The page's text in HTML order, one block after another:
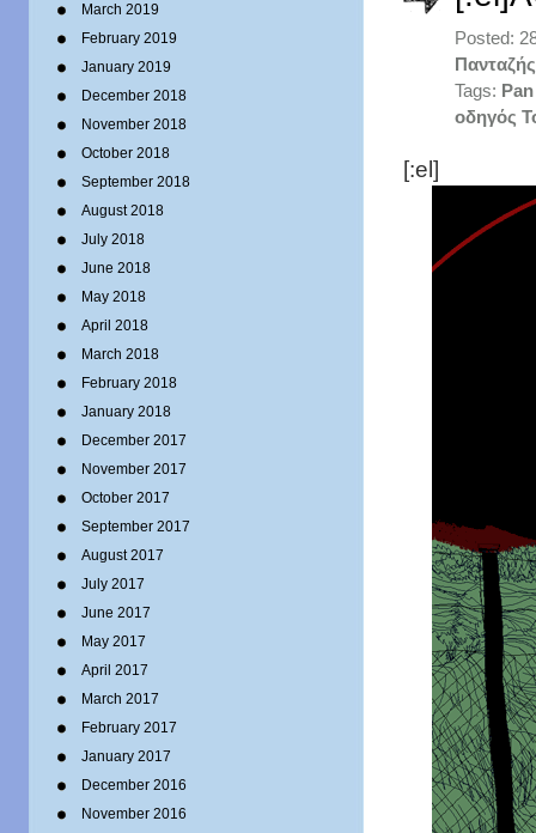
March 2019
February 2019
January 2019
December 2018
November 2018
October 2018
September 2018
August 2018
July 2018
June 2018
May 2018
April 2018
March 2018
February 2018
January 2018
December 2017
November 2017
October 2017
September 2017
August 2017
July 2017
June 2017
May 2017
April 2017
March 2017
February 2017
January 2017
December 2016
November 2016
Posted:
Tags:
οδηγός
[:el]